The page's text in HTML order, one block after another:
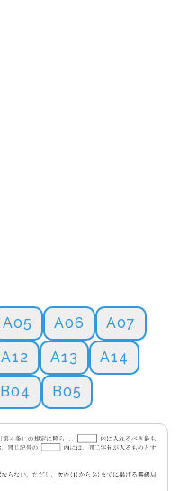
A05 A06
A07
A12 A13
A14
B04 B05